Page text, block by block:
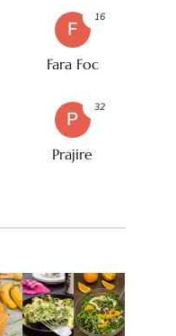
F
Fara Foc
16
P
Prajire
32